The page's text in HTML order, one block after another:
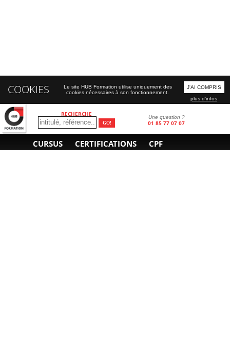
RECHERCHE Une question ?
01 85 77 07 07
CURSUS CERTIFICATIONS CPF
COOKIES
Le site HUB Formation utilise uniquement des
cookies nécessaires à son fonctionnement.
J'AI COMPRIS
plus d'infos